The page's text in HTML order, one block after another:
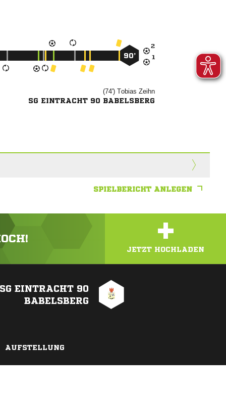


90’
(74') 
SG EINTRACHT 90 BABELSBERG
SPIELBERICHT ANLEGEN
+
JETZT HOCHLADEN
SG EINTRACHT 90
BABELSBERG
AUFSTELLUNG